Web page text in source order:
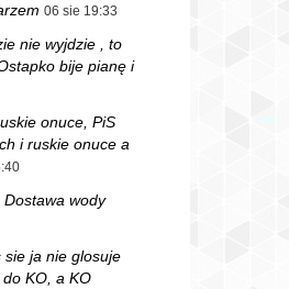
06 sie 19:33
nie wyjdzie , to
bije pianę i
onuce, PiS
i ruskie onuce a
wody
sie ja nie glosuje
KO, a KO